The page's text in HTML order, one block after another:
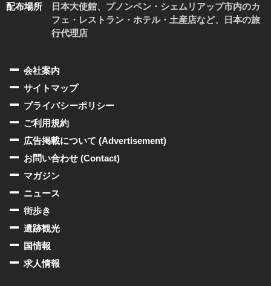
配布場所
日本大使館、プノンペン・シェムリアップ市内のカ
フェ・レストラン・ホテル・土産店など、日本の旅
行代理店
会社案内
サイトマップ
プライバシーポリシー
ご利用規約
広告掲載について (Advertisement)
お問い合わせ (Contact)
マガジン
ニュース
街歩き
遺跡観光
国情報
求人情報